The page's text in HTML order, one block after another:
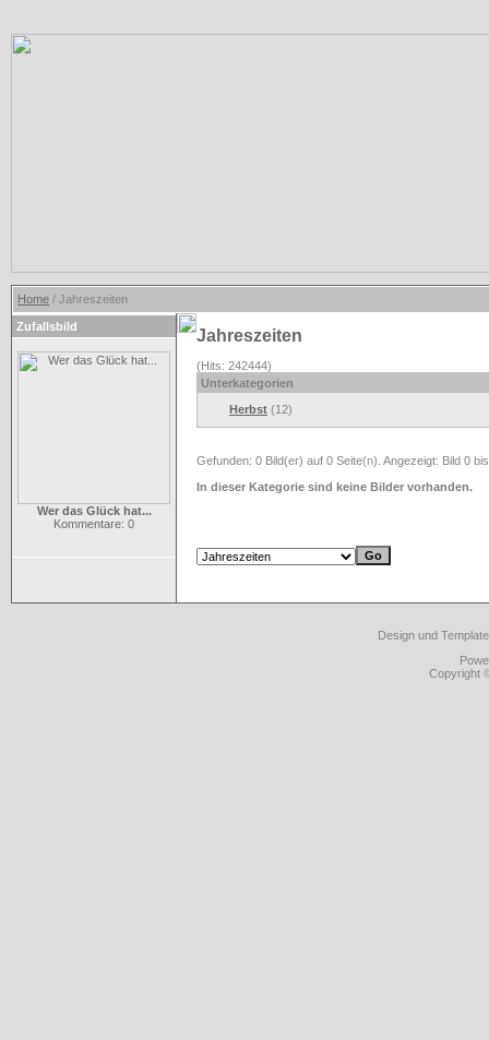
Home / Jahreszeiten
Zufallsbild
Wer das Glück hat...
Kommentare: 0
Jahreszeiten
(Hits: 242444)
Unterkategorien
Herbst (12)
Gefunden: 0 Bild(er) auf 0 Seite(n). Angezeigt: Bild 0
In dieser Kategorie sind keine Bilder vorhanden.
Design und
Copyright